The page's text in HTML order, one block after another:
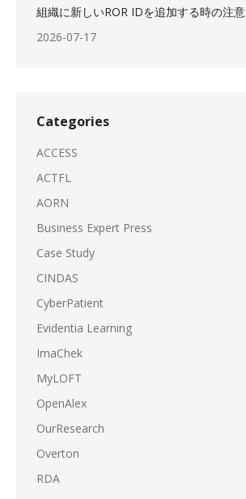
組織に新しいROR IDを追加する時の注意
2026-07-17
Categories
ACCESS
ACTFL
AORN
Business Expert Press
Case Study
CINDAS
CyberPatient
Evidentia Learning
ImaChek
MyLOFT
OpenAlex
OurResearch
Overton
RDA